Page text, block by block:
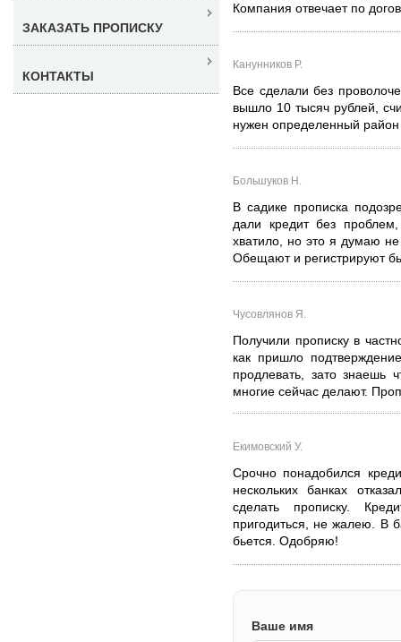
Компания отвечает по
Канунников Р.
Все сделали без
вышло 10 тысяч рублей,
нужен определенный
Большуков Н.
В садике прописка
дали кредит без
хватило, но это я думаю не
Обещают и регистрируют
Чусовлянов Я.
Получили прописку в
как пришло
продлевать, зато знаешь
многие сейчас делают.
Екимовский У.
Срочно понадобился
нескольких банках
сделать прописку.
пригодиться, не жалею. В
бьется. Одобряю!
Ваше имя
ЗАКАЗАТЬ ПРОПИСКУ
КОНТАКТЫ